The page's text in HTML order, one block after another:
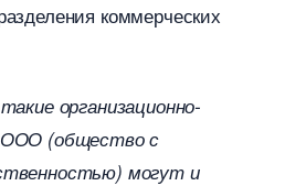
коммерческих
организационно-
(общество с
могут и